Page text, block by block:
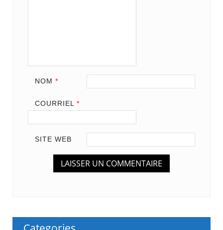
NOM *
COURRIEL *
SITE WEB